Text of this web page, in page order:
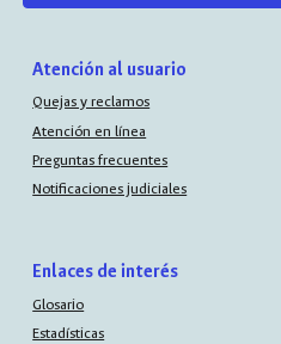
Atención al usuario
Quejas y reclamos
Atención en línea
Preguntas frecuentes
Notificaciones judiciales
Enlaces de interés
Glosario
Estadísticas